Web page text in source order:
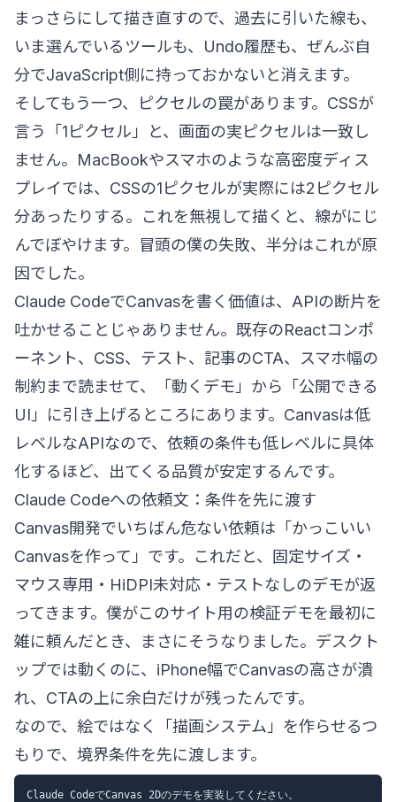
まっさらにして描き直すので、過去に引いた線も、
いま選んでいるツールも、Undo履歴も、ぜんぶ自
分でJavaScript側に持っておかないと消えます。
そしてもう一つ、ピクセルの罠があります。CSSが
言う「1ピクセル」と、画面の実ピクセルは一致し
ません。MacBookやスマホのような高密度ディス
プレイでは、CSSの1ピクセルが実際には2ピクセル
分あったりする。これを無視して描くと、線がにじ
んでぼやけます。冒頭の僕の失敗、半分はこれが原
因でした。
Claude CodeでCanvasを書く価値は、APIの断片を
吐かせることじゃありません。既存のReactコンポ
ーネント、CSS、テスト、記事のCTA、スマホ幅の
制約まで読ませて、「動くデモ」から「公開できる
UI」に引き上げるところにあります。Canvasは低
レベルなAPIなので、依頼の条件も低レベルに具体
化するほど、出てくる品質が安定するんです。
Claude Codeへの依頼文：条件を先に渡す
Canvas開発でいちばん危ない依頼は「かっこいい
Canvasを作って」です。これだと、固定サイズ・
マウス専用・HiDPI未対応・テストなしのデモが返
ってきます。僕がこのサイト用の検証デモを最初に
雑に頼んだとき、まさにそうなりました。デスクト
ップでは動くのに、iPhone幅でCanvasの高さが潰
れ、CTAの上に余白だけが残ったんです。
なので、絵ではなく「描画システム」を作らせるつ
もりで、境界条件を先に渡します。
Claude CodeでCanvas 2Dのデモを実装してください。